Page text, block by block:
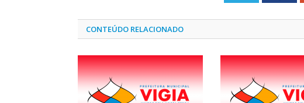
CONTEÚDO RELACIONADO